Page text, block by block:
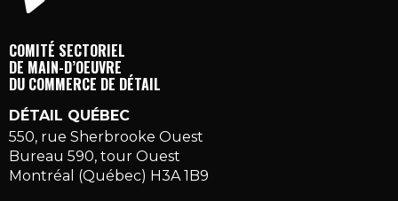
COMITÉ SECTORIEL
DE MAIN-D’OEUVRE
DU COMMERCE DE DÉTAIL
DÉTAIL QUÉBEC
550, rue Sherbrooke Ouest
Bureau 590, tour Ouest
Montréal (Québec) H3A 1B9